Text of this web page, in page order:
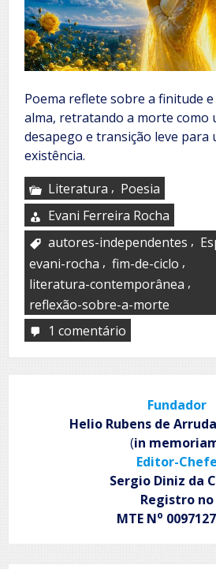
Poema reflete sobre a finitude
alma, retratando a morte como
desapego e transição leve para
existência.
Literatura , Poesia
Evani Ferreira Rocha
autores-independentes ,
evani-rocha , fim-de-ciclo ,
literatura-contemporânea ,
reflexão-sobre-a-morte
1 comentário
assim
gente
vai
embora
Fundador
Helio Rubens de
(in
Editor-Chefe
Sergio Diniz da
Registro no
MTE No